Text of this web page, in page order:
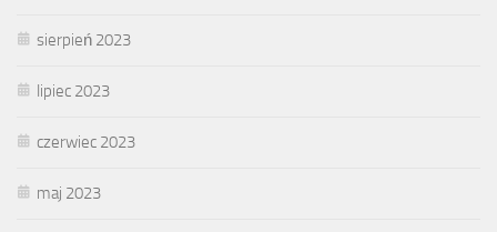
sierpień 2023
lipiec 2023
czerwiec 2023
maj 2023